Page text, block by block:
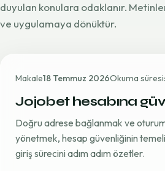
duyulan konulara odaklanır.
ve uygulamaya dönüktür.
Makale18 Temmuz 2026Okuma
Jojobet hesabına
Doğru adrese bağlanmak ve
yönetmek, hesap güvenliğinin
giriş sürecini adım adım özetler.